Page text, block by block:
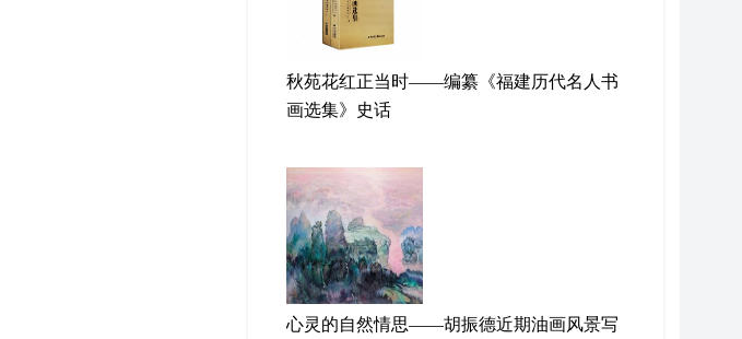
秋苑花红正当时——编纂《福建历代名人书
画选集》史话
心灵的自然情思——胡振德近期油画风景写